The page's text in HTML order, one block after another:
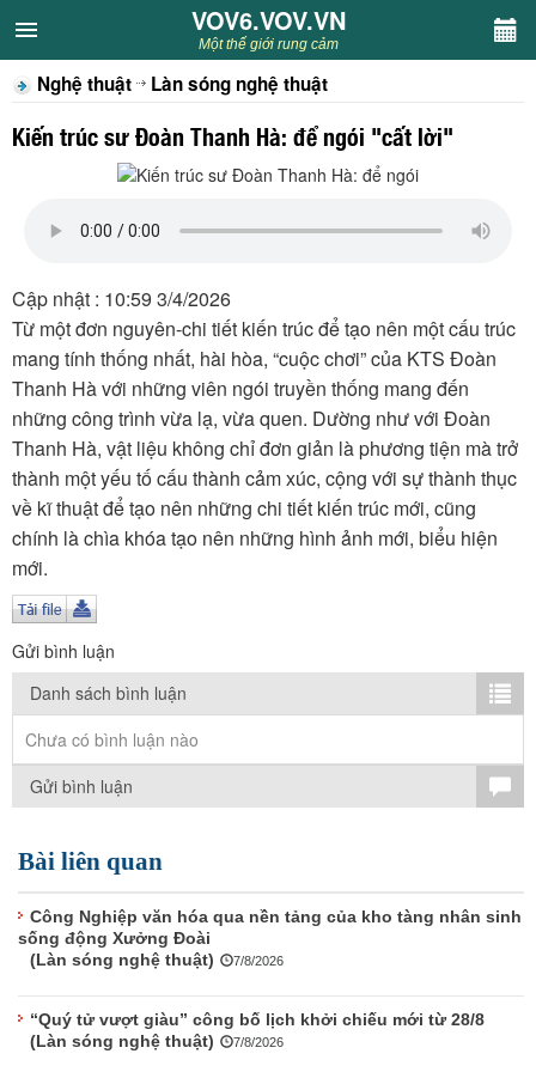
VOV6.VOV.VN
CHUYÊN MỤC
Khách VOV6
Sân khấu
Thiếu nhi
Kết nối VOV6
TÌM KIẾM
Vận hành bởi QI Corp
VOV6.VOV.VN
Một thế giới rung cảm
Nghệ thuật Làn sóng nghệ thuật
Kiến trúc sư Đoàn Thanh Hà: để ngói "cất lời"
Cập nhật : 10:59 3/4/2026
Từ một đơn nguyên-chi tiết kiến trúc để tạo nên một cấu trúc
mang tính thống nhất, hài hòa, “cuộc chơi” của KTS Đoàn
Thanh Hà với những viên ngói truyền thống mang đến
những công trình vừa lạ, vừa quen. Dường như với Đoàn
Thanh Hà, vật liệu không chỉ đơn giản là phương tiện mà trở
thành một yếu tố cấu thành cảm xúc, cộng với sự thành thục
về kĩ thuật để tạo nên những chi tiết kiến trúc mới, cũng
chính là chìa khóa tạo nên những hình ảnh mới, biểu hiện
mới.
Gửi bình luận
Danh sách bình luận
Chưa có bình luận nào
Gửi bình luận
Bài liên quan
Công Nghiệp văn hóa qua nền tảng của kho tàng nhân sinh
sống động Xưởng Đoài
(Làn sóng nghệ thuật)
7/8/2026
“Quý tử vượt giàu” công bố lịch khởi chiếu mới từ 28/8
(Làn sóng nghệ thuật)
7/8/2026